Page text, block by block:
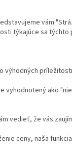
vám
týkajúce sa týchto
vyhodnotený ako
vedieť, že vás
ceny, naša